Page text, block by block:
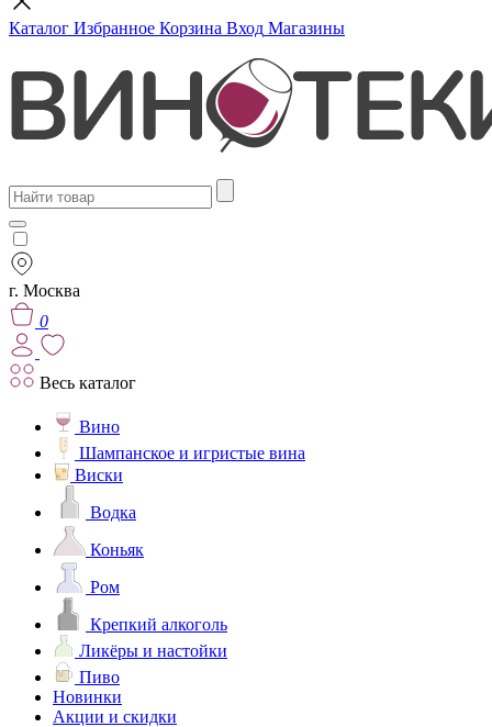
Каталог Избранное Корзина Вход Магазины
г. Москва
0
Весь каталог
Вино
Шампанское и игристые вина
Виски
Водка
Коньяк
Ром
Крепкий алкоголь
Ликёры и настойки
Пиво
Новинки
Акции и скидки